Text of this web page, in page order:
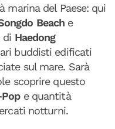
marina del Paese: qui
Beach e
di Haedong
buddisti edificati
sul mare. Sarà
scoprire questo
e quantità
notturni.